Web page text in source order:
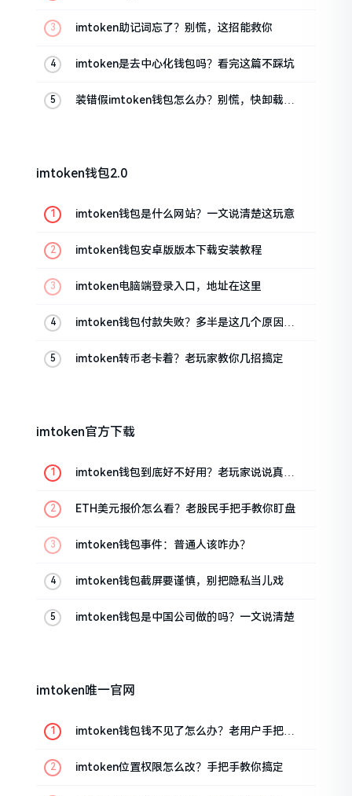
imtoken助记词忘了？别慌，这招能救你
imtoken是去中心化钱包吗？看完这篇不踩坑
装错假imtoken钱包怎么办？别慌，快卸载，
imtoken钱包2.0
imtoken钱包是什么网站？一文说清楚这玩意
imtoken钱包安卓版版本下载安装教程
imtoken电脑端登录入口，地址在这里
imtoken钱包付款失败？多半是这几个原因闹
imtoken转币老卡着？老玩家教你几招搞定
imtoken官方下载
imtoken钱包到底好不好用？老玩家说说真实
ETH美元报价怎么看？老股民手把手教你盯盘
imtoken钱包事件：普通人该咋办？
imtoken钱包截屏要谨慎，别把隐私当儿戏
imtoken钱包是中国公司做的吗？一文说清楚
imtoken唯一官网
imtoken钱包钱不见了怎么办？老用户手把手
imtoken位置权限怎么改？手把手教你搞定